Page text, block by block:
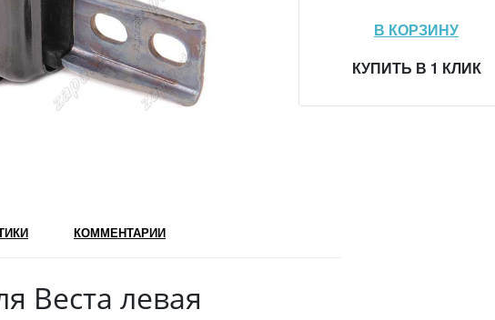
В КОРЗИНУ
КУПИТЬ В 1 КЛИК
КОММЕНТАРИИ
Веста левая